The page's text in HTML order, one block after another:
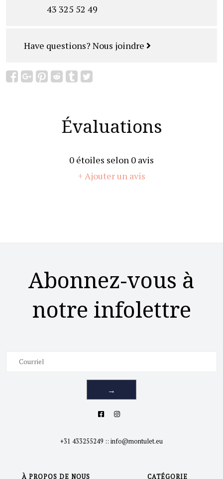
43 325 52 49
Have questions? Nous joindre
Évaluations
0 étoiles selon 0 avis
+ Ajouter un avis
Abonnez-vous à
notre infolettre
→
+31 433255249 :: info@montulet.eu
À PROPOS DE NOUS CATÉGORIE